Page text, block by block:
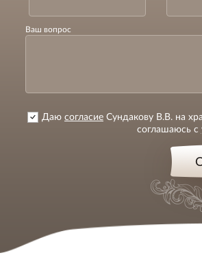
Ваш вопрос
Даю согласие Сундакову В.В. на
соглашаюсь с